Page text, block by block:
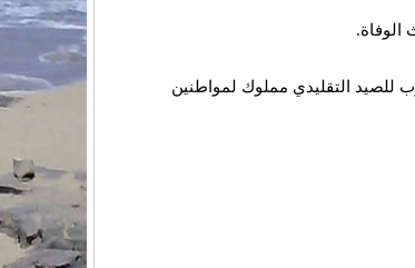
الوفاة.
للصيد التقليدي مملوك لمواطنين